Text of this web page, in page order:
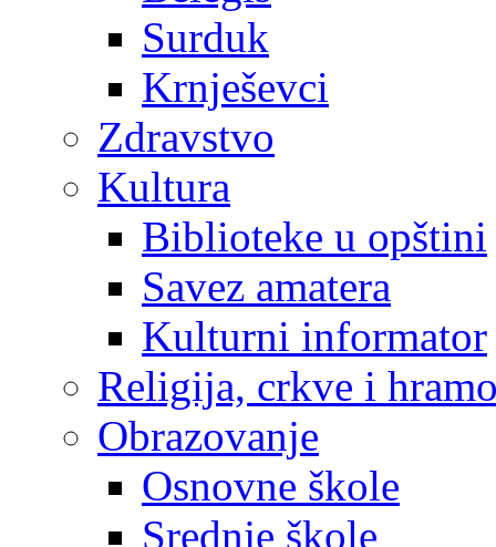
Surduk
Krnješevci
Zdravstvo
Kultura
Biblioteke u opštini
Savez amatera
Kulturni informator
Religija, crkve i
Obrazovanje
Osnovne škole
Srednje škole